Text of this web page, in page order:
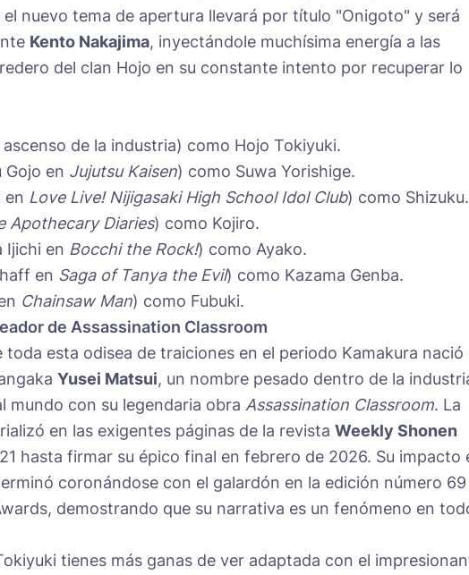
nuevo tema de apertura llevará por título "Onigoto" y será
Kento Nakajima, inyectándole muchísima energía a las
del clan Hojo en su constante intento por recuperar lo
de la industria) como Hojo Tokiyuki.
Gojo en Jujutsu Kaisen) como Suwa Yorishige.
en Love Live! Nijigasaki High School Idol Club) como Shizuku.
Apothecary Diaries) como Kojiro.
Ijichi en Bocchi the Rock!) como Ayako.
en Saga of Tanya the Evil) como Kazama Genba.
Chainsaw Man) como Fubuki.
de Assassination Classroom
toda esta odisea de traiciones en el periodo Kamakura nació
Yusei Matsui, un nombre pesado dentro de la
mundo con su legendaria obra Assassination Classroom. La
en las exigentes páginas de la revista Weekly Shonen
hasta firmar su épico final en febrero de 2026. Su impacto
coronándose con el galardón en la edición número
demostrando que su narrativa es un fenómeno en
tienes más ganas de ver adaptada con el